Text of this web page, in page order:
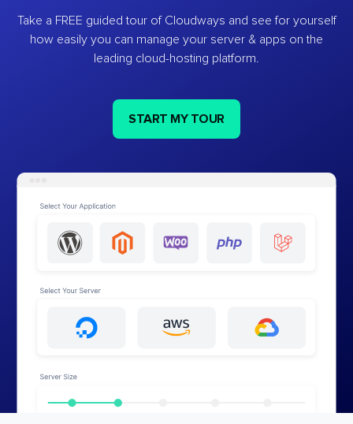
Take a FREE guided tour of Cloudways and see for yourself
how easily you can manage your server & apps on the
leading cloud-hosting platform.
START MY TOUR